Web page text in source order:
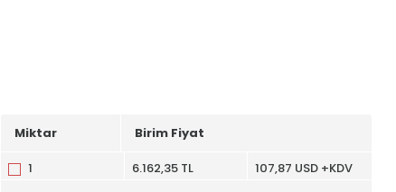
Miktar Birim Fiyat
1 6.162,35 TL
107,87 USD +KDV